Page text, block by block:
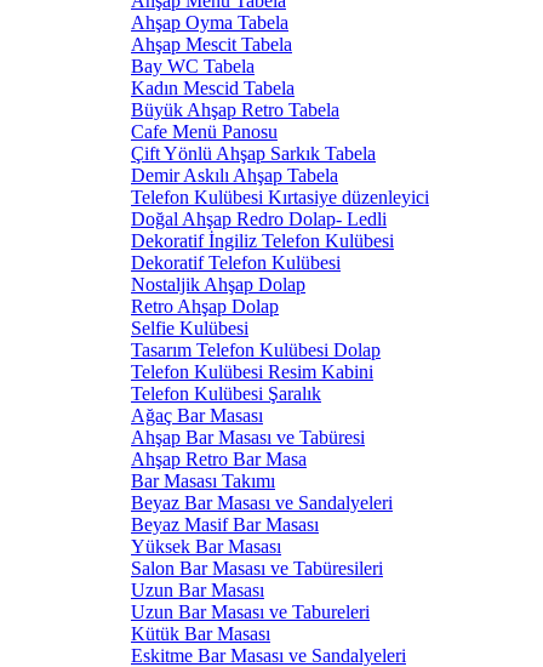
Ahşap Oyma Tabela
Ahşap Mescit Tabela
Bay WC Tabela
Kadın Mescid Tabela
Büyük Ahşap Retro Tabela
Cafe Menü Panosu
Çift Yönlü Ahşap Sarkık Tabela
Demir Askılı Ahşap Tabela
Telefon Kulübesi Kırtasiye düzenleyici
Doğal Ahşap Redro Dolap- Ledli
Dekoratif İngiliz Telefon Kulübesi
Dekoratif Telefon Kulübesi
Nostaljik Ahşap Dolap
Retro Ahşap Dolap
Selfie Kulübesi
Tasarım Telefon Kulübesi Dolap
Telefon Kulübesi Resim Kabini
Telefon Kulübesi Şaralık
Ağaç Bar Masası
Ahşap Bar Masası ve Tabüresi
Ahşap Retro Bar Masa
Bar Masası Takımı
Beyaz Bar Masası ve Sandalyeleri
Beyaz Masif Bar Masası
Yüksek Bar Masası
Salon Bar Masası ve Tabüresileri
Uzun Bar Masası
Uzun Bar Masası ve Tabureleri
Kütük Bar Masası
Eskitme Bar Masası ve Sandalyeleri